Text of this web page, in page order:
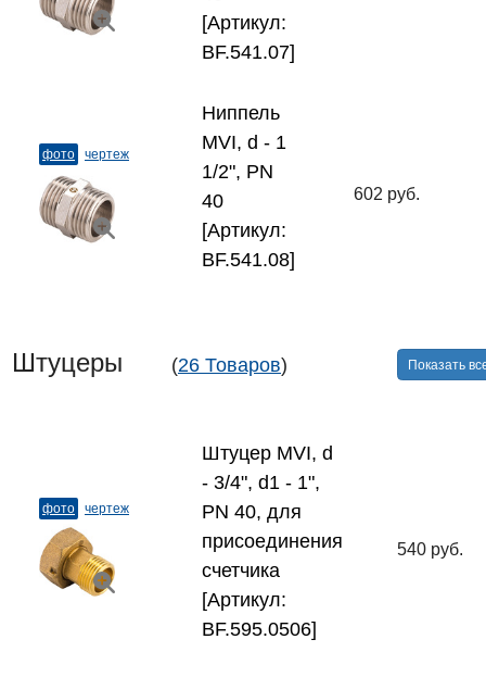
[Артикул:
BF.541.07]
фото чертеж
Ниппель
MVI, d - 1
1/2", PN
40
[Артикул:
BF.541.08]
602 руб.
Штуцеры (26 Товаров) Показать
фото чертеж
Штуцер MVI, d
- 3/4", d1 - 1",
PN 40, для
присоединения
счетчика
[Артикул:
BF.595.0506]
540 руб.